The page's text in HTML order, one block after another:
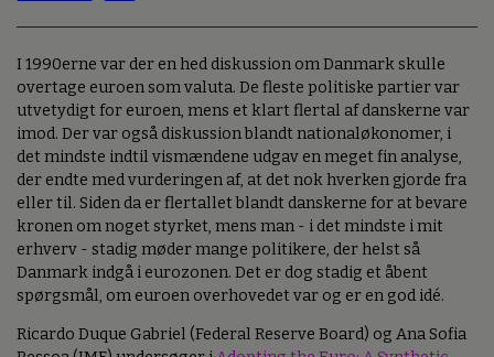
I 1990erne var der en hed diskussion om Danmark skulle
overtage euroen som valuta. De fleste politiske partier var
utvetydigt for euroen, mens et klart flertal af danskerne var
imod. Der var også diskussion blandt nationaløkonomer, i
det mindste indtil vismændene udgav en meget fin analyse,
der endte med vurderingen af, at det nok hverken gjorde fra
eller til. Siden da er flertallet blandt danskerne for at bevare
kronen om noget styrket, mens man - i det mindste i mit
erhverv - stadig møder mange politikere, der helst så
Danmark indgå i eurozonen. Det er dog stadig et åbent
spørgsmål, om euroen overhovedet var og er en god idé.
Ricardo Duque Gabriel (Federal Reserve Board) og Ana Sofia